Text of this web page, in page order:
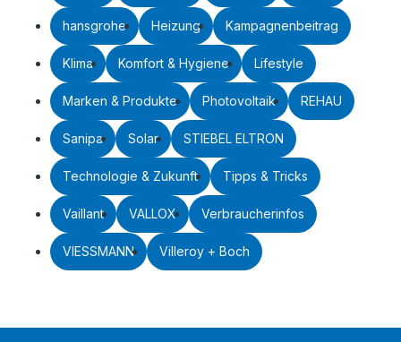
hansgrohe Heizung Kampagnenbeitrag
Klima Komfort & Hygiene Lifestyle
Marken & Produkte Photovoltaik REHAU
Sanipa Solar STIEBEL ELTRON
Technologie & Zukunft Tipps & Tricks
Vaillant VALLOX Verbraucherinfos
VIESSMANN Villeroy + Boch